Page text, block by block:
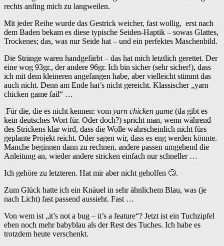
rechts anfing mich zu langweilen.
Mit jeder Reihe wurde das Gestrick weicher, fast wollig, erst nach
dem Baden bekam es diese typische Seiden-Haptik – sowas Glattes,
Trockenes; das, was nur Seide hat – und ein perfektes Maschenbild.
Die Stränge waren handgefärbt – das hat mich letztlich gerettet. Der
eine wog 93gr., der andere 96gr. Ich bin sicher (sehr sicher!), dass
ich mit dem kleineren angefangen habe, aber vielleicht stimmt das
auch nicht. Denn am Ende hat’s nicht gereicht. Klassischer „yarn
chicken game fail“ …
Für die, die es nicht kennen: vom yarn chicken game (da gibt es
kein deutsches Wort für. Oder doch?) spricht man, wenn während
des Strickens klar wird, dass die Wolle wahrscheinlich nicht fürs
geplante Projekt reicht. Oder sagen wir, dass es eng werden könnte.
Manche beginnen dann zu rechnen, andere passen umgehend die
Anleitung an, wieder andere stricken einfach nur schneller …
Ich gehöre zu letzteren. Hat mir aber nicht geholfen 🙄.
Zum Glück hatte ich ein Knäuel in sehr ähnlichem Blau, was (je
nach Licht) fast passend aussieht. Fast …
Von wem ist „it’s not a bug – it’s a feature“? Jetzt ist ein Tuchzipfel
eben noch mehr babyblau als der Rest des Tuches. Ich habe es
trotzdem heute verschenkt.